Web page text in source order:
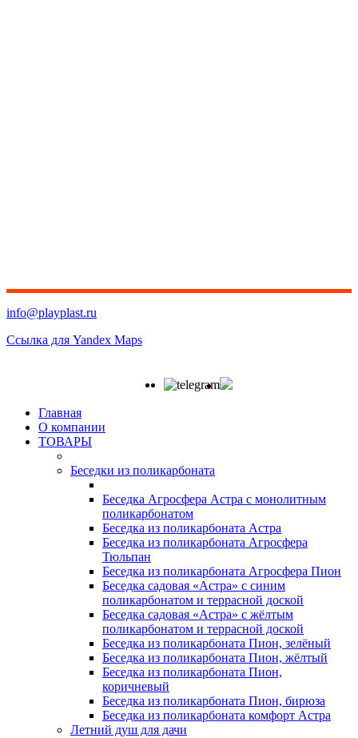
info@playplast.ru
Ссылка для Yandex Maps
Главная
О компании
ТОВАРЫ
Беседки из поликарбоната
Беседка Агросфера Астра с монолитным
поликарбонатом
Беседка из поликарбоната Астра
Беседка из поликарбоната Агросфера
Тюльпан
Беседка из поликарбоната Агросфера Пион
Беседка садовая «Астра» с синим
поликарбонатом и террасной доской
Беседка садовая «Астра» с жёлтым
поликарбонатом и террасной доской
Беседка из поликарбоната Пион, зелёный
Беседка из поликарбоната Пион, жёлтый
Беседка из поликарбоната Пион,
коричневый
Беседка из поликарбоната Пион, бирюза
Беседка из поликарбоната комфорт Астра
Летний душ для дачи